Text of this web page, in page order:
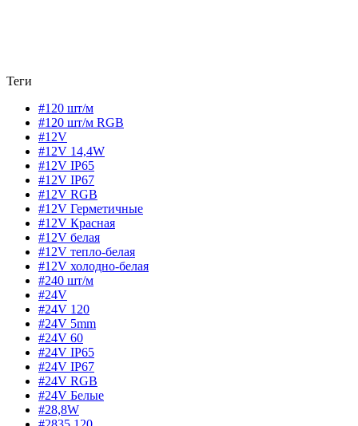
Теги
#120 шт/м
#120 шт/м RGB
#12V
#12V 14,4W
#12V IP65
#12V IP67
#12V RGB
#12V Герметичные
#12V Красная
#12V белая
#12V тепло-белая
#12V холодно-белая
#240 шт/м
#24V
#24V 120
#24V 5mm
#24V 60
#24V IP65
#24V IP67
#24V RGB
#24V Белые
#28,8W